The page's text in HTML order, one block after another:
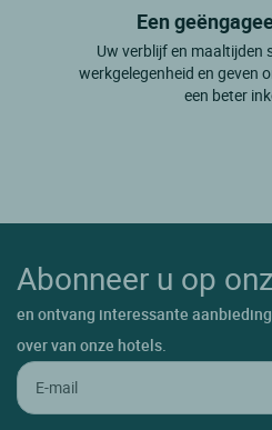
Een
Uw verblijf en maaltijden
werkgelegenheid en geven
een beter
Abonneer u op
en ontvang interessante
over van onze hotels.